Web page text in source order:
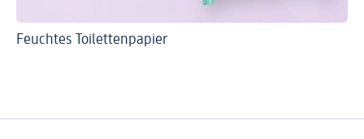
Feuchtes Toilettenpapier